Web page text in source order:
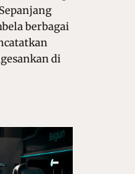
berbagai
di